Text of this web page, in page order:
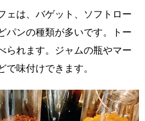
ェは、バゲット、ソフトロー
パンの種類が多いです。トー
られます。ジャムの瓶やマー
で味付けできます。